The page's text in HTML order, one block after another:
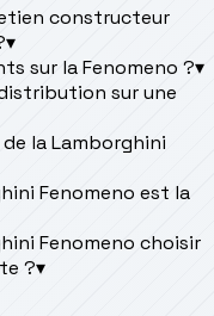
constructeur
▾
sur la Fenomeno ?▾
sur une
la Lamborghini
Fenomeno est la
Fenomeno choisir
?▾